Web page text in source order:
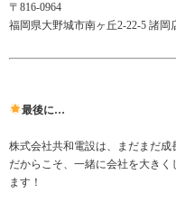
〒816-0964
福岡県大野城市南ヶ丘2-22-5 諸岡
最後に…
株式会社共和電設は、まだまだ成
だからこそ、一緒に会社を大きく
ます！